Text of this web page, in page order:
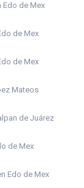
Edo de Mex
de Mex
de Mex
Mateos
de Juárez
de Mex
Edo de Mex